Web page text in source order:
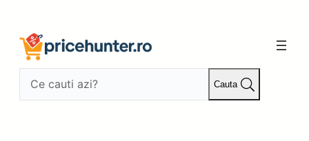
conținut
Cauta